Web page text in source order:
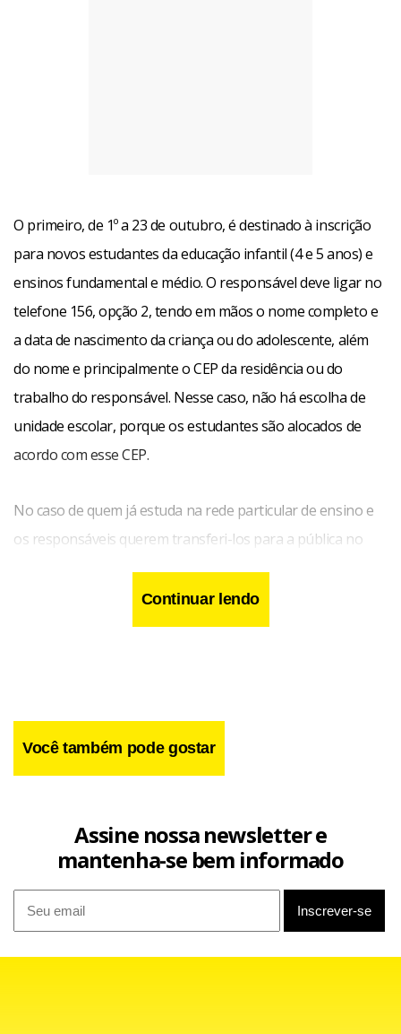
O primeiro, de 1º a 23 de outubro, é destinado à inscrição
para novos estudantes da educação infantil (4 e 5 anos) e
ensinos fundamental e médio. O responsável deve ligar no
telefone 156, opção 2, tendo em mãos o nome completo e
a data de nascimento da criança ou do adolescente, além
do nome e principalmente o CEP da residência ou do
trabalho do responsável. Nesse caso, não há escolha de
unidade escolar, porque os estudantes são alocados de
acordo com esse CEP.
No caso de quem já estuda na rede particular de ensino e
os responsáveis querem transferi-los para a pública no
ano letivo de 2016, além do 156 há a opção de fazer a
inscrição pela internet, no site da Secretaria de Educação.
www.se.df.gov.br. O prazo é o mesmo.
Continuar lendo
Você também pode gostar
Assine nossa newsletter e
mantenha-se bem informado